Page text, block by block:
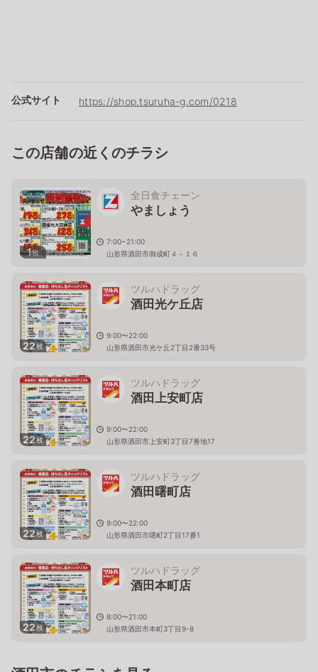
公式サイト https://shop.tsuruha-g.com/0218
この店舗の近くのチラシ
1枚
全日食チェーン
やましょう
7:00~21:00
山形県酒田市御成町４－１６
22枚
ツルハドラッグ
酒田光ケ丘店
9:00〜22:00
山形県酒田市光ケ丘2丁目2番33号
22枚
ツルハドラッグ
酒田上安町店
9:00〜22:00
山形県酒田市上安町3丁目7番地17
22枚
ツルハドラッグ
酒田曙町店
9:00〜22:00
山形県酒田市曙町2丁目17番1
22枚
ツルハドラッグ
酒田本町店
8:00〜21:00
山形県酒田市本町3丁目9-8